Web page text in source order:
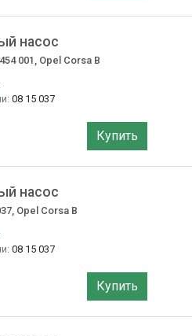
насос
001, Opel Corsa B
08 15 037
Купить
насос
Opel Corsa B
08 15 037
Купить